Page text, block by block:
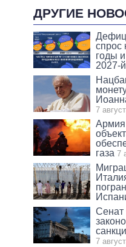
ДРУГИЕ
спрос
годы
2027-й
7
Армия
газа 7
7